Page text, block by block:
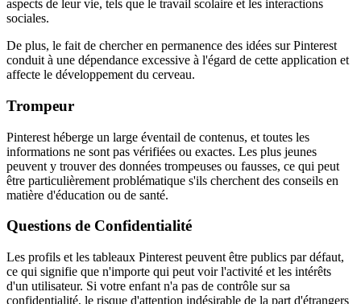
aspects de leur vie, tels que le travail scolaire et les interactions
sociales.
De plus, le fait de chercher en permanence des idées sur Pinterest
conduit à une dépendance excessive à l'égard de cette application et
affecte le développement du cerveau.
Trompeur
Pinterest héberge un large éventail de contenus, et toutes les
informations ne sont pas vérifiées ou exactes. Les plus jeunes
peuvent y trouver des données trompeuses ou fausses, ce qui peut
être particulièrement problématique s'ils cherchent des conseils en
matière d'éducation ou de santé.
Questions de Confidentialité
Les profils et les tableaux Pinterest peuvent être publics par défaut,
ce qui signifie que n'importe qui peut voir l'activité et les intérêts
d'un utilisateur. Si votre enfant n'a pas de contrôle sur sa
confidentialité, le risque d'attention indésirable de la part d'étrangers